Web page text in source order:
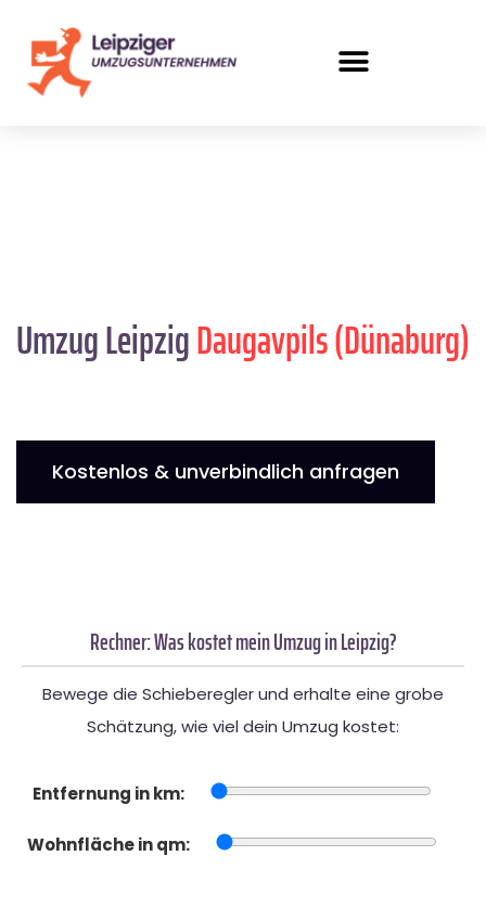
Umzug LeipzigDaugavpils (Dünaburg)
Kostenlos & unverbindlich anfragen
Rechner: Was kostet mein Umzug in Leipzig?
Bewege die Schieberegler und erhalte eine grobe
Schätzung, wie viel dein Umzug kostet:
Entfernung in km:
Wohnfläche in qm: